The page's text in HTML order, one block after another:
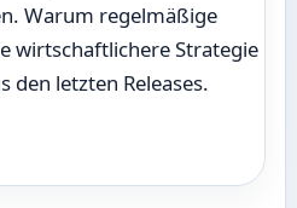
Warum regelmäßige
wirtschaftlichere Strategie
den letzten Releases.